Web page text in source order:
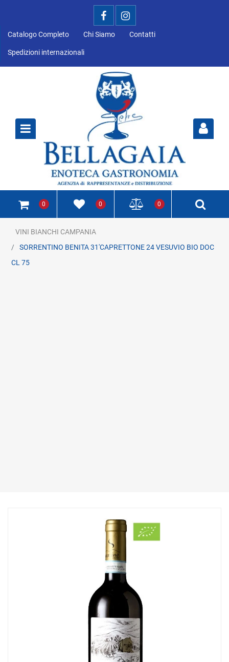
Catalogo Completo Chi Siamo Contatti
Spedizioni internazionali
0 0 0
VINI BIANCHI CAMPANIA
SORRENTINO BENITA 31'CAPRETTONE 24 VESUVIO BIO DOC
CL 75